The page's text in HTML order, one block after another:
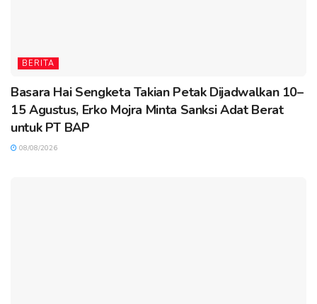
BERITA
Basara Hai Sengketa Takian Petak Dijadwalkan 10–
15 Agustus, Erko Mojra Minta Sanksi Adat Berat
untuk PT BAP
08/08/2026